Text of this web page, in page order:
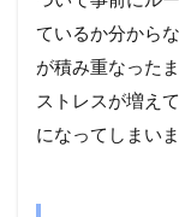
ているか分から
が積み重なった
ストレスが増え
になってしまいま